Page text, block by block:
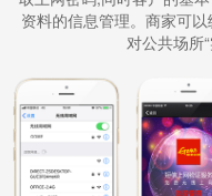
资料的信息管理。商家可
对公共场所